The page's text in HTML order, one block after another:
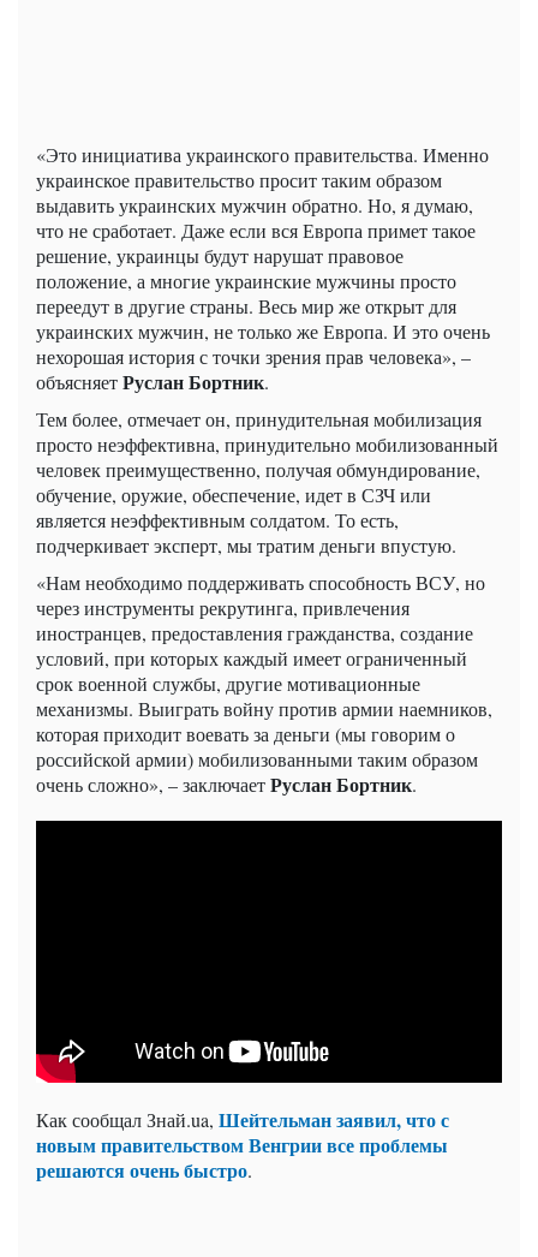
«Это инициатива украинского правительства. Именно
украинское правительство просит таким образом
выдавить украинских мужчин обратно. Но, я думаю,
что не сработает. Даже если вся Европа примет такое
решение, украинцы будут нарушат правовое
положение, а многие украинские мужчины просто
переедут в другие страны. Весь мир же открыт для
украинских мужчин, не только же Европа. И это очень
нехорошая история с точки зрения прав человека», –
объясняетРуслан Бортник.
Тем более, отмечает он, принудительная мобилизация
просто неэффективна, принудительно мобилизованный
человек преимущественно, получая обмундирование,
обучение, оружие, обеспечение, идет в СЗЧ или
является неэффективным солдатом. То есть,
подчеркивает эксперт, мы тратим деньги впустую.
«Нам необходимо поддерживать способность ВСУ, но
через инструменты рекрутинга, привлечения
иностранцев, предоставления гражданства, создание
условий, при которых каждый имеет ограниченный
срок военной службы, другие мотивационные
механизмы. Выиграть войну против армии наемников,
которая приходит воевать за деньги (мы говорим о
российской армии) мобилизованными таким образом
очень сложно», – заключаетРуслан Бортник.
Как сообщал Знай.ua, Шейтельман заявил, что с
новым правительством Венгрии все проблемы
решаются очень быстро.